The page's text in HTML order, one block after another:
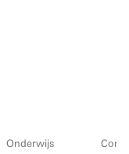
Onderwijs